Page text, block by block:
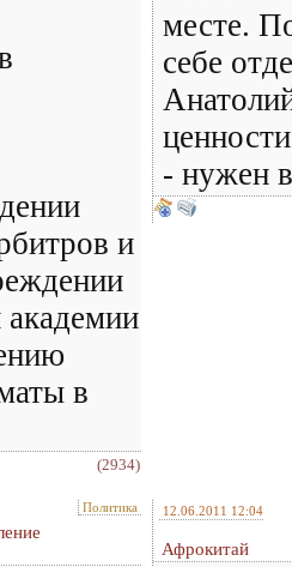
и
в
(2934)
месте.
себе
- нужен
Политика 12.06.2011 12:04
Афрокитай